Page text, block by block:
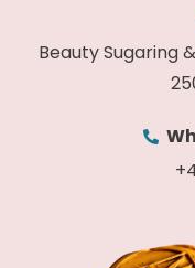
Beauty Sugaring